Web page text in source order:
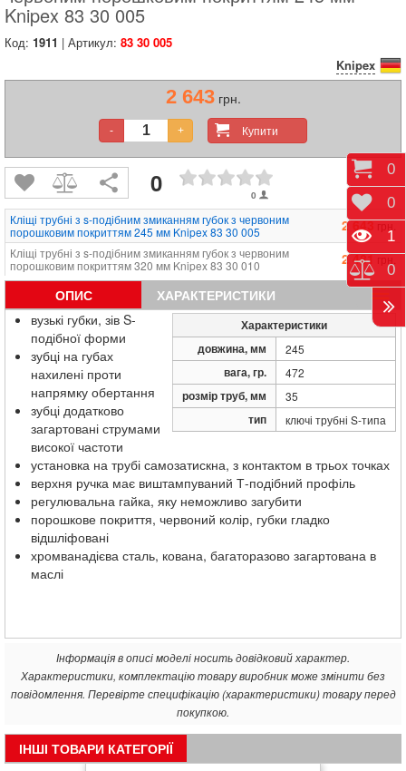
Knipex 83 30 005
Код: 1911 | Артикул: 83 30 005
Knipex
2 643грн.
Купити
- +
0 0
Кліщі трубні з s-подібним змиканням губок з червоним
порошковим покриттям 245 мм Knipex 83 30 005
2 643грн.
Кліщі трубні з s-подібним змиканням губок з червоним
порошковим покриттям 320 мм Knipex 83 30 010
2 481грн.
Кліщі трубні з s-подібним змиканням губок з червоним
порошковим покриттям 420 мм Knipex 83 30 015
3 579грн.
Кліщі трубні з s-подібним змиканням губок з червоним
порошковим покриттям 540 мм Knipex 83 30 020
5 650грн.
Кліщі трубні з s-подібним змиканням губок з червоним
порошковим покриттям 680 мм Knipex 83 30 030
10 549грн.
ОПИС ХАРАКТЕРИСТИКИ
Характеристики
довжина, мм
245
вага, гр. 472
розмір труб, мм 35
тип ключі трубні S-типа
вузькі губки, зів S-
подібної форми
зубці на губах
нахилені проти
напрямку обертання
зубці додатково
загартовані струмами
високої частоти
установка на трубі самозатискна, з контактом в трьох точках
верхня ручка має виштампуваний Т-подібний профіль
регулювальна гайка, яку неможливо загубити
порошкове покриття, червоний колір, губки гладко
відшліфовані
хромванадієва сталь, кована, багаторазово загартована в
маслі
Інформація в описі моделі носить довідковий характер.
Характеристики, комплектацію товару виробник може змінити без
повідомлення. Перевірте специфікацію (характеристики) товару перед
покупкою.
ІНШІ ТОВАРИ КАТЕГОРІЇ
0
0
1
0